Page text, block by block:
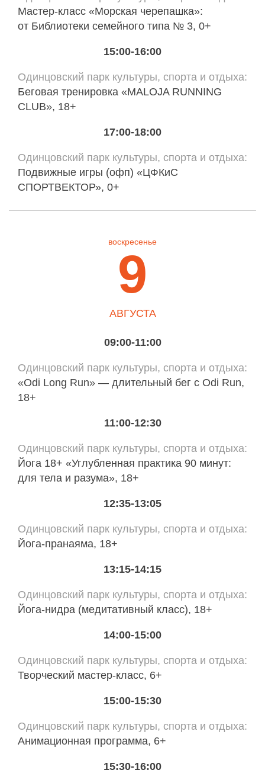
Мастер-класс «Морская черепашка»:
от Библиотеки семейного типа № 3, 0+
15:00-16:00
Одинцовский парк культуры, спорта и отдыха
Беговая тренировка «MALOJA RUNNING
CLUB», 18+
17:00-18:00
Одинцовский парк культуры, спорта и отдыха
Подвижные игры (офп) «ЦФКиС
СПОРТВЕКТОР», 0+
воскресенье
9
АВГУСТА
09:00-11:00
Одинцовский парк культуры, спорта и отдыха
«Odi Long Run» — длительный бег с Odi Run,
18+
11:00-12:30
Одинцовский парк культуры, спорта и отдыха
Йога 18+ «Углубленная практика 90 минут:
для тела и разума», 18+
12:35-13:05
Одинцовский парк культуры, спорта и отдыха
Йога-пранаяма, 18+
13:15-14:15
Одинцовский парк культуры, спорта и отдыха
Йога-нидра (медитативный класс), 18+
14:00-15:00
Одинцовский парк культуры, спорта и отдыха
Творческий мастер-класс, 6+
15:00-15:30
Одинцовский парк культуры, спорта и отдыха
Анимационная программа, 6+
15:30-16:00